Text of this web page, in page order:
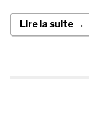
Lire la suite →